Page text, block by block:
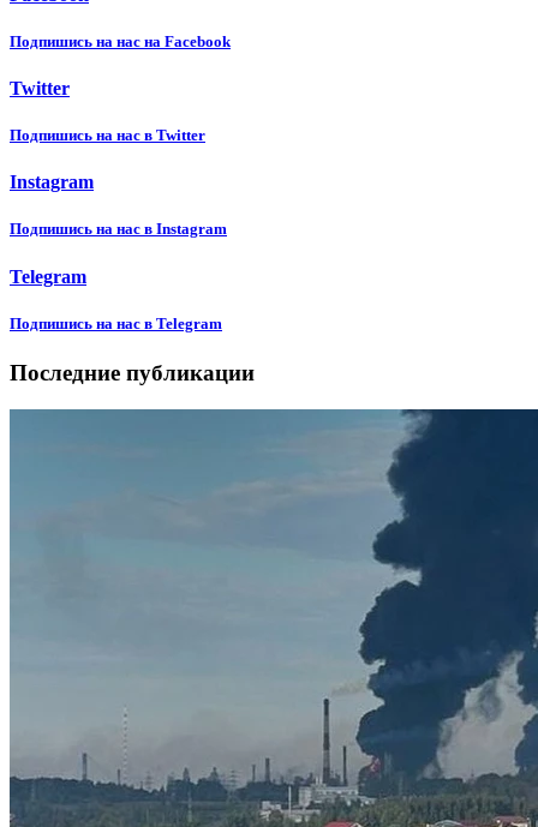
Подпишиcь на нас на Facebook
Twitter
Подпишиcь на нас в Twitter
Instagram
Подпишиcь на нас в Instagram
Telegram
Подпишиcь на нас в Telegram
Последние публикации